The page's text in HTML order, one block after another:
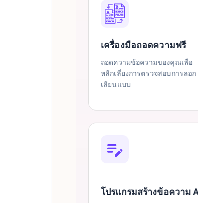
เครื่องมือถอดความฟรี
ถอดความข้อความของคุณเพื่อ
หลีกเลี่ยงการตรวจสอบการลอก
เลียนแบบ
โปรแกรมสร้างข้อความ